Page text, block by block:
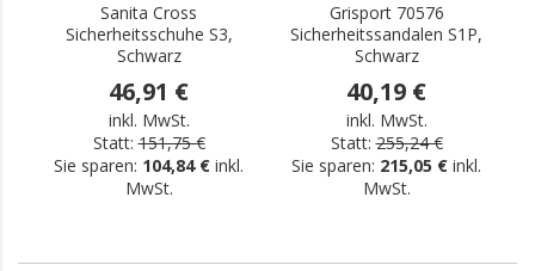
Sanita Cross
Sicherheitsschuhe S3,
Schwarz
46,91 €
inkl. MwSt.
Statt: 151,75 €
Sie sparen: 104,84 € inkl.
MwSt.
Grisport 70576
Sicherheitssandalen S1P,
Schwarz
40,19 €
inkl. MwSt.
Statt: 255,24 €
Sie sparen: 215,05 € inkl.
MwSt.